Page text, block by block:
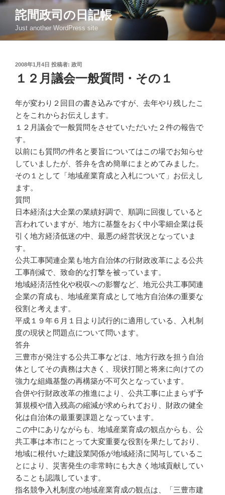
コ
ン
詫間政司の日記帳
Just another WordPress site
投
稿
日:
2008年1月4日 投稿者: 政司
１２月議会一般質問・その１
年が変わり２回目の書き込みですが、去年やり残したこ
とをこれからお伝えします。
１２月議会で一般質問をさせていただいた２件の報告で
す。
以前にも質問の件名と要旨についてはこの場でお知らせ
していましたが、答弁を含め簡単にまとめてみました。
その１として「地域産業育成と入札について」お伝えし
ます。
質問
日本経済は大企業の業績好調で、順調に回復していると
言われていますが、地方に基盤をおく中小零細企業は長
引く地方経済低迷の中、最悪の経営状況となっていま
す。
公共工事関連企業も地方自治体の行財政改革による公共
工事削減で、致命的な打撃を被っています。
地域経済活性化や税収への影響など、地元公共工事関連
企業の育成も、地域産業育成として地方自治体の重要な
役割と考えます。
平成１９年６月１日より試行的に適用している、入札制
度の現状と問題点について問います。
答弁
三豊市が発注する公共工事などは、地方行政を担う自治
体としてその責務は大きく、現状打開と将来に向けての
強力な組織基盤の再構築が不可欠となっています。
合併や行財政改革の推進により、公共工事に止まらず予
算規模や借入残高の縮減が求められており、財政の健全
化は自治体の最重要課題となっています。
この中にありながらも、地域産業育成の観点からも、公
共工事は本市にとって大変重要な役割を果たしており、
地域に根付いた建設業関係が地域経済に関与しているこ
とにより、災害発生の非常時にも大きく地域貢献してい
ることも認識しています。
指名競争入札制度の地域産業育成の観点は、「三豊市建